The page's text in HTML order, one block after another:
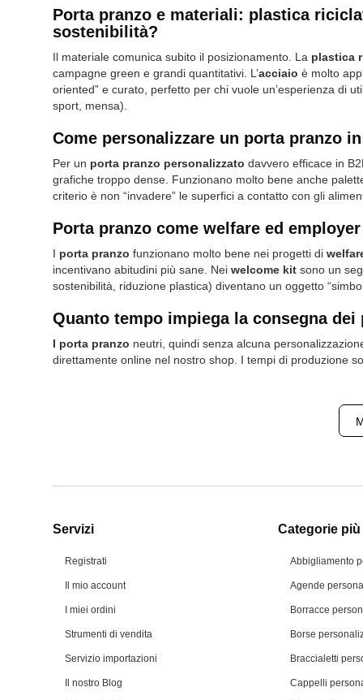
Porta pranzo e materiali: plastica
sostenibilità?
Il materiale comunica subito il posizionamento. La plastica
campagne green e grandi quantitativi. L’acciaio è molto
oriented” e curato, perfetto per chi vuole un’esperienza di
sport, mensa).
Come personalizzare un porta pranzo
Per un porta pranzo personalizzato davvero efficace in
grafiche troppo dense. Funzionano molto bene anche
criterio è non “invadere” le superfici a contatto con gli
Porta pranzo come welfare ed
I porta pranzo funzionano molto bene nei progetti di
incentivano abitudini più sane. Nei welcome kit sono un
sostenibilità, riduzione plastica) diventano un oggetto
Quanto tempo impiega la consegna dei
I porta pranzo neutri, quindi senza alcuna
direttamente online nel nostro shop. I tempi di produzione
Servizi
Registrati
Il mio account
I miei ordini
Strumenti di vendita
Servizio importazioni
Il nostro Blog
Categorie
Abbigliamento
Agende
Borracce
Borse
Braccialetti
Cappelli